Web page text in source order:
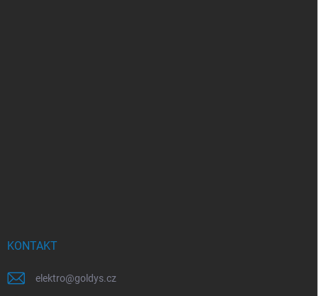
KONTAKT
elektro@goldys.cz